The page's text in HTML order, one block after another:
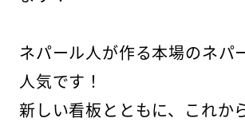
ネパール人が作る本場のネパ
人気です！
新しい看板とともに、これか